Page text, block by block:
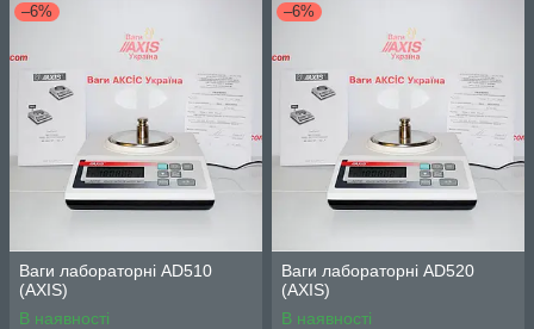
–6%
Ваги лабораторні AD510
(АХIS)
В наявності
–6%
Ваги лабораторні AD520
(АХIS)
В наявності